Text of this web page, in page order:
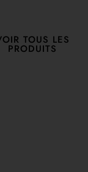
TOUS LES
PRODUITS